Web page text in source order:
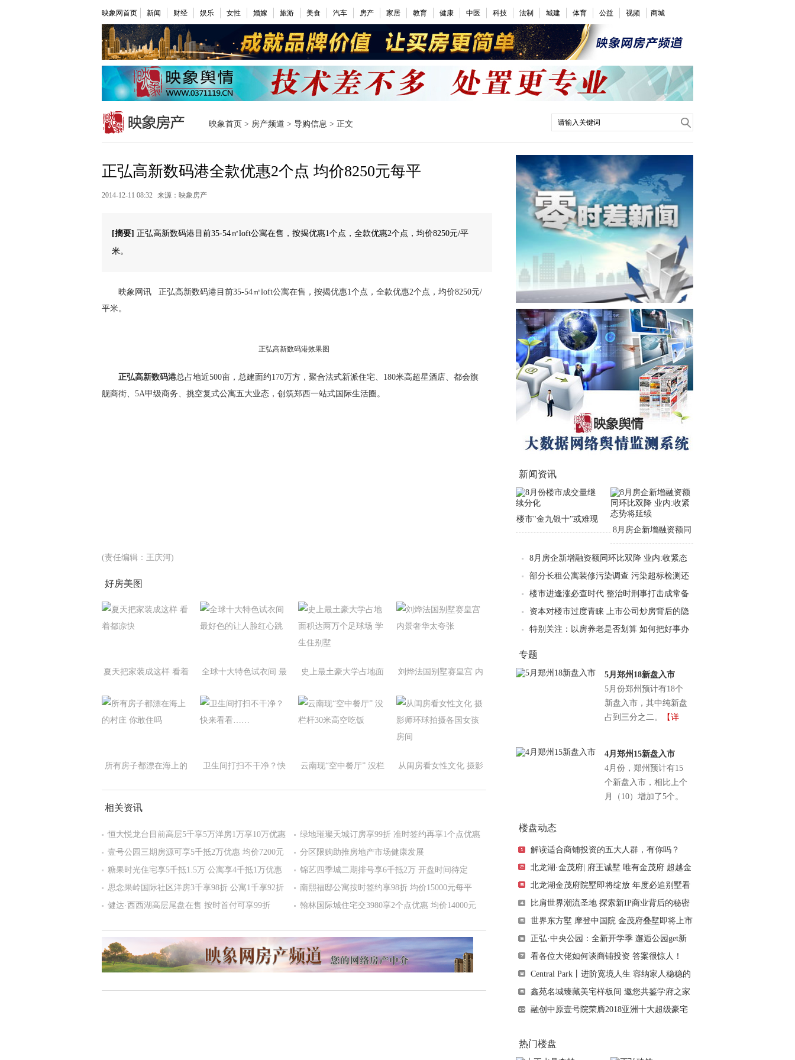
映象网首页 新闻 财经 娱乐 女性 婚嫁 旅游 美食 汽车 房产 家居 教育 健康 中医 科技 法制 城建 体育 公益 视频 商城
映象首页 > 房产频道 > 导购信息 > 正文
正弘高新数码港全款优惠2个点 均价8250元每平
2014-12-11 08:32 来源：映象房产
[摘要] 正弘高新数码港目前35-54㎡loft公寓在售，按揭优惠1个点，全款优惠2个点，均价8250元/平
米。
映象网讯 正弘高新数码港目前35-54㎡loft公寓在售，按揭优惠1个点，全款优惠2个点，均价8250元/
平米。
正弘高新数码港效果图
正弘高新数码港总占地近500亩，总建面约170万方，聚合法式新派住宅、180米高超星酒店、都会旗
舰商街、5A甲级商务、挑空复式公寓五大业态，创筑郑西一站式国际生活圈。
(责任编辑：王庆河)
好房美图
夏天把家装成这样 看着 全球十大特色试衣间 最
好色的让人脸红心跳
史上最土豪大学占地面
积达两万个足球场 学生
住别墅
刘烨法国别墅赛皇宫 内
所有房子都漂在海上的
村庄 你敢住吗
卫生间打扫不干净？快
来看看……
云南现“空中餐厅” 没栏
杆30米高空吃饭
从闺房看女性文化 摄影
师环球拍摄各国女孩房
相关资讯
恒大悦龙台目前高层5千享5万洋房1万享10万优惠
绿地璀璨天城订房享99折 准时签约再享1个点优惠
壹号公园三期房源可享5千抵2万优惠 均价7200元
分区限购助推房地产市场健康发展
糖果时光住宅享5千抵1.5万 公寓享4千抵1万优惠
锦艺四季城二期排号享6千抵2万 开盘时间待定
思念果岭国际社区洋房3千享98折 公寓1千享92折
南熙福邸公寓按时签约享98折 均价15000元每平
健达·西西湖高层尾盘在售 按时首付可享99折
翰林国际城住宅交3980享2个点优惠 均价14000元
新闻资讯
楼市"金九银十"或难现
8月房企新增融资额同
势延续
8月房企新增融资额同环比双降 业内:收紧态
势延续
部分长租公寓装修污染调查 污染超标检测还
造假
楼市进逢涨必查时代 整治时刑事打击成常备
手段?
资本对楼市过度青睐 上市公司炒房背后的隐
忧
特别关注：以房养老是否划算 如何把好事办
专题
5月郑州18新盘入市
5月份郑州预计有18个
新盘入市，其中纯新盘
占到三分之二。
【详
4月郑州15新盘入市
4月份，郑州预计有15
个新盘入市，相比上个
月（10）增加了5个。
楼盘动态
解读适合商铺投资的五大人群，有你吗？
北龙湖·金茂府| 府王诚墅 唯有金茂府 超越金
茂府
北龙湖金茂府院墅即将绽放 年度必追别墅看
点
比肩世界潮流圣地 探索新IP商业背后的秘密
世界东方墅 摩登中国院 金茂府叠墅即将上市
正弘·中央公园：全新开学季 邂逅公园get新
技能
看各位大佬如何谈商铺投资 答案很惊人！
Central Park丨进阶宽境人生 容纳家人稳稳的
幸福
鑫苑名城臻藏美宅样板间 邀您共鉴学府之家
融创中原壹号院荣膺2018亚洲十大超级豪宅
热门楼盘